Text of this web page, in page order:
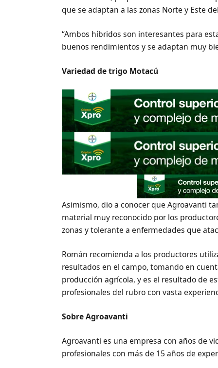
que se adaptan a las zonas Norte y Este
“Ambos híbridos son interesantes para
buenos rendimientos y se adaptan muy
Variedad de trigo Motacú
Asimismo, dio a conocer que Agroavanti
material muy reconocido por los
zonas y tolerante a enfermedades que
Román recomienda a los productores
resultados en el campo, tomando en
producción agrícola, y es el resultado de
profesionales del rubro con vasta
Sobre Agroavanti
Agroavanti es una empresa con años de
profesionales con más de 15 años de